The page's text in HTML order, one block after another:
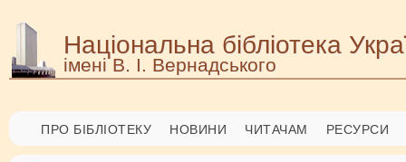
Національна бібліотека
імені В. І. Вернадського
ПРО БІБЛІОТЕКУ НОВИНИ ЧИТАЧАМ РЕСУРСИ